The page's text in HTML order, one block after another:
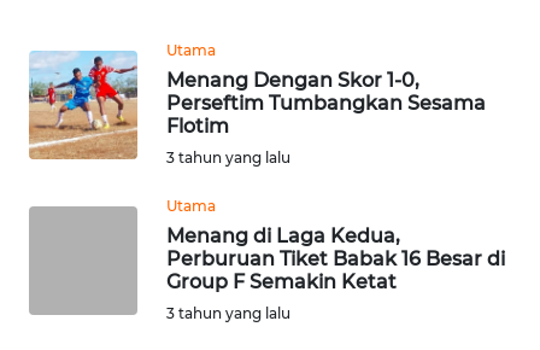
Utama
Menang Dengan Skor 1-0,
Perseftim Tumbangkan Sesama
Flotim
3 tahun yang lalu
Utama
Menang di Laga Kedua,
Perburuan Tiket Babak 16 Besar di
Group F Semakin Ketat
3 tahun yang lalu
WN
NTT